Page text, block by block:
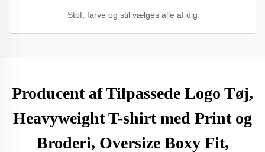
Stof, farve og stil vælges alle af dig
Producent af Tilpassede Logo Tøj,
Heavyweight T-shirt med Print og
Broderi, Oversize Boxy Fit,